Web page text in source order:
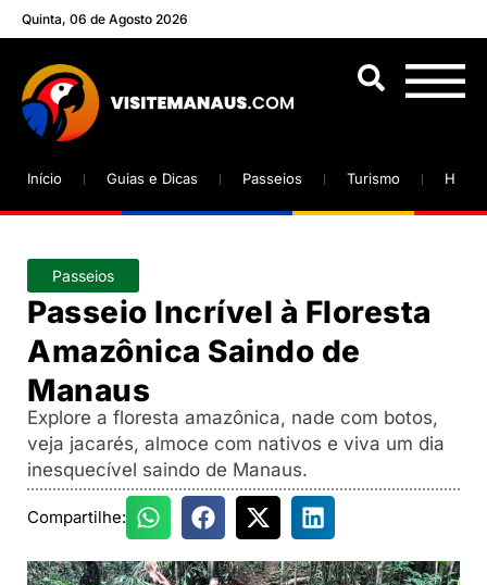
Quinta, 06 de Agosto 2026
Início Guias e Dicas Passeios Turismo Hotéis
Passeios
Passeio Incrível à Floresta
Amazônica Saindo de
Manaus
Explore a floresta amazônica, nade com botos,
veja jacarés, almoce com nativos e viva um dia
inesquecível saindo de Manaus.
Compartilhe: